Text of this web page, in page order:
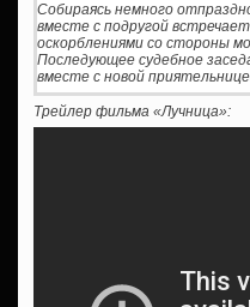
Собираясь немного
вместе с подругой
оскорблениями со стороны
Последующее судебное
вместе с новой
Трейлер фильма «Лучница»: